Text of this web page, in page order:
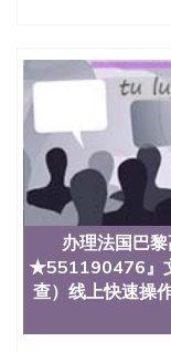
办理法国巴
★551190476』
查）线上快速操